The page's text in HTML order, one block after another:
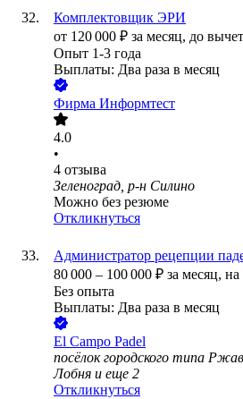
Комплектовщик ЭРИ
от 120 000 ₽ за месяц, до
Опыт 1-3 года
Выплаты: Два раза в месяц
Фирма Информтест
4.0
•
4 отзыва
Зеленоград, р-н Силино
Можно без резюме
Откликнуться
Администратор рецепции
80 000 – 100 000 ₽ за месяц, на
Без опыта
Выплаты: Два раза в месяц
El Campo Padel
посёлок городского типа
Лобня и еще 2
Откликнуться